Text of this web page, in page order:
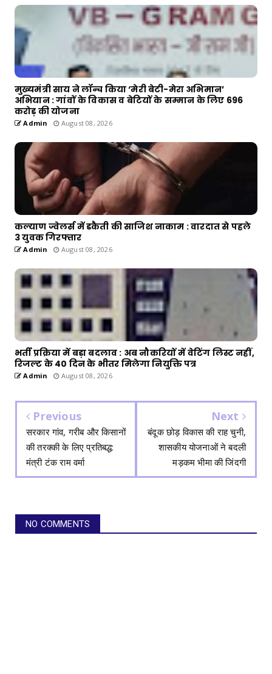
मुख्यमंत्री साय ने लॉन्च किया ‘मेरी बेटी-मेरा अभिमान’
अभियान : गांवों के विकास व बेटियों के सम्मान के लिए 696
करोड़ की योजना
Admin August 08, 2026
कल्याण ज्वेलर्स में डकैती की साजिश नाकाम : वारदात से पहले
3 युवक गिरफ्तार
Admin August 08, 2026
भर्ती प्रक्रिया में बड़ा बदलाव : अब नौकरियों में वेटिंग लिस्ट नहीं,
रिजल्ट के 40 दिन के भीतर मिलेगा नियुक्ति पत्र
Admin August 08, 2026
Previous
सरकार गांव, गरीब और किसानों
की तरक्की के लिए प्रतिबद्ध:
मंत्री टंक राम वर्मा
Next
बंदूक छोड़ विकास की राह चुनी,
शासकीय योजनाओं ने बदली
मड़कम भीमा की जिंदगी
NO COMMENTS